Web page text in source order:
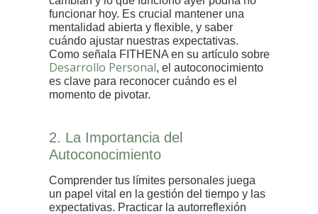
funcionar hoy. Es crucial mantener una
mentalidad abierta y flexible, y saber
cuándo ajustar nuestras expectativas.
Como señala FITHENA en su artículo sobre
Desarrollo Personal, el autoconocimiento
es clave para reconocer cuándo es el
momento de pivotar.
2. La Importancia del
Autoconocimiento
Comprender tus límites personales juega
un papel vital en la gestión del tiempo y las
expectativas. Practicar la autorreflexión